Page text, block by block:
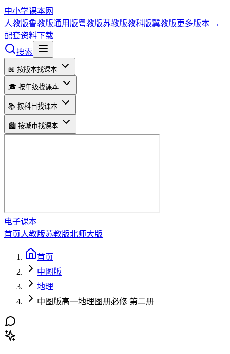
中小学课本网
人教版鲁教版通用版粤教版苏教版教科版冀教版更多版本 →
配套资料下载
搜索
📖 按版本找课本
🎓 按年级找课本
📚 按科目找课本
🏙️ 按城市找课本
电子课本
首页人教版苏教版北师大版
首页
中图版
地理
中图版高一地理图册必修 第二册